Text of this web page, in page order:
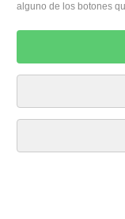
Condiciones de
alguno de los botones